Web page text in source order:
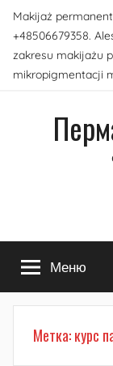
Перейти
содержимому
Makijaż
+48506679358.
zakresu makijażu
mikropigmentacji
Меню
Метка:курс